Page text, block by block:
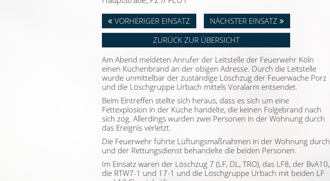
VORHERIGER EINSATZ
NÄCHSTER EINSATZ
ZURÜCK ZUR ÜBERSICHT
Am Abend meldeten Anrufer der Leitstelle der Feuerwehr Köln
einen Küchenbrand an der obigen Adresse. Durch die Leitstelle
wurde unmittelbar der zuständige Löschzug der Feuerwache Porz
und die Löschgruppe Urbach mittels Voralarm entsendet.
Beim Eintreffen stellte sich heraus, dass es sich um eine
Fettexplosion in der Küche handelte, die keinen Folgebrand nach
sich zog. Allerdings wurden zwei Personen in der Wohnung durch
das Ereignis verletzt.
Die Feuerwehr führte Lüftungsmaßnahmen in der Wohnung durch
und der Rettungsdienst behandelte die beiden Personen.
Im Einsatz waren der Löschzug 7 (LF, DL, TRO), das LF8, der BvA10,
die RTW7-1 und 17-1 und die Löschgruppe Urbach mit beiden LF